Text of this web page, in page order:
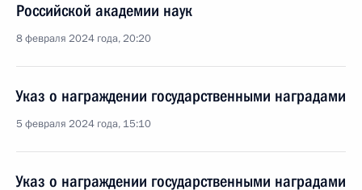
Российской академии наук
8 февраля 2024 года, 20:20
Указ о награждении государственными наградами
5 февраля 2024 года, 15:10
Указ о награждении государственными наградами